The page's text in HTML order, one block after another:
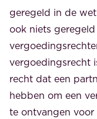
geregeld in de
ook niets
vergoedingsrecht
recht dat een
hebben om een
te ontvangen voor